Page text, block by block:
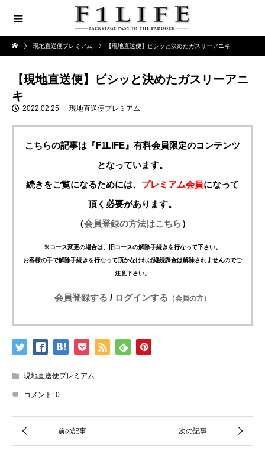
現地直送便プレミアム 【現地直送便】ビシッと決めたガスリーアニキ
【現地直送便】ビシッと決めたガスリーアニ
キ
2022.02.25 現地直送便プレミアム
こちらの記事は『F1LIFE』有料会員限定のコンテンツ
となっています。
続きをご覧になるためには、 プレミアム会員になって
頂く必要があります。
（会員登録の方法はこちら）
※コース変更の場合は、旧コースの解除手続きを行なって下さい。
お客様の手で解除手続きを行なって頂かなければ継続課金は解除されませんのでご
注意下さい。
会員登録する / ログインする （会員の方）
現地直送便プレミアム
コメント: 0